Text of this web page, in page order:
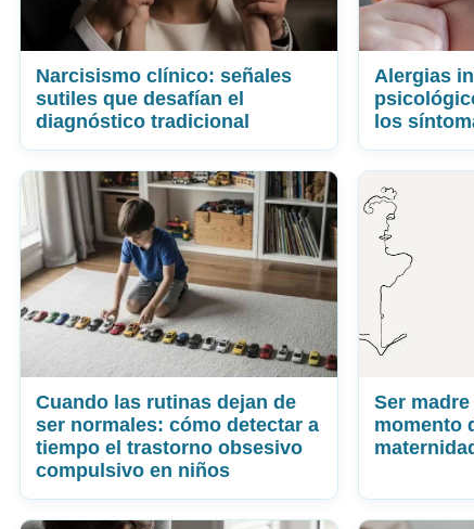
Narcisismo clínico: señales
sutiles que desafían el
diagnóstico tradicional
Alergias
los
Cuando las rutinas dejan de
ser normales: cómo detectar a
tiempo el trastorno obsesivo
compulsivo en niños
Ser
momento